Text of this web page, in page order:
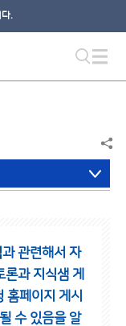
다.
관련해서 자
론과 지식샘 게
홈페이지 게시
수 있음을 알